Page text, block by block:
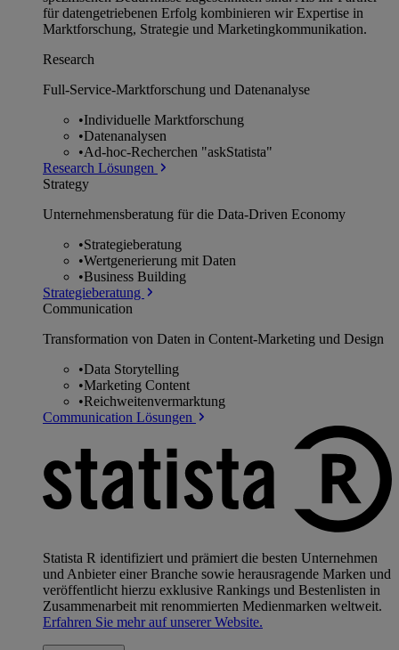
für datengetriebenen Erfolg kombinieren wir Expertise in
Marktforschung, Strategie und Marketingkommunikation.
Research
Full-Service-Marktforschung und Datenanalyse
•Individuelle Marktforschung
•Datenanalysen
•Ad-hoc-Recherchen "askStatista"
Research Lösungen
Strategy
Unternehmens­beratung für die Data-Driven Economy
•Strategieberatung
•Wertgenerierung mit Daten
•Business Building
Strategieberatung
Communication
Transformation von Daten in Content-Marketing und Design
•Data Storytelling
•Marketing Content
•Reichweitenvermarktung
Communication Lösungen
Statista R identifiziert und prämiert die besten Unternehmen
und Anbieter einer Branche sowie herausragende Marken und
veröffentlicht hierzu exklusive Rankings und Bestenlisten in
Zusammenarbeit mit renommierten Medienmarken weltweit.
Erfahren Sie mehr auf unserer Website.